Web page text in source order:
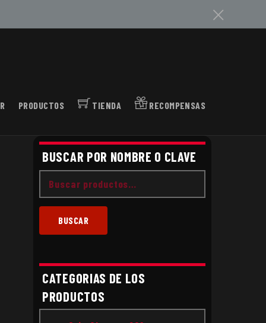
c
PRODUCTOS TIENDA RECOMPENSAS
BUSCAR POR NOMBRE O CLAVE
Buscar
por:
BUSCAR
CATEGORIAS DE LOS
PRODUCTOS